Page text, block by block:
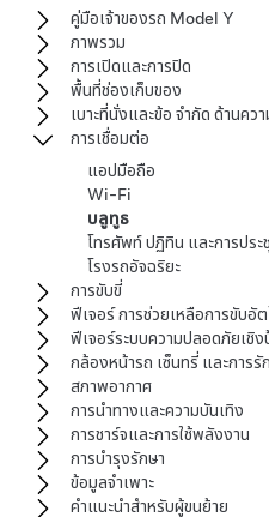
คู่มือเจ้าของรถ Model Y
ภาพรวม
การเปิดและการปิด
พื้นที่ช่องเก็บของ
เบาะที่นั่งและข้อ จำกัด ด้านคว
การเชื่อมต่อ
แอปมือถือ
Wi-Fi
บลูทูธ
โทรศัพท์ ปฏิทิน และการประ
โรงรถอัจฉริยะ
การขับขี่
ฟีเจอร์ การช่วยเหลือการขับอั
ฟีเจอร์ระบบความปลอดภัยเชิ
กล้องหน้ารถ เซ็นทรี่ และการ
สภาพอากาศ
การนำทางและความบันเทิง
การชาร์จและการใช้พลังงาน
การบำรุงรักษา
ข้อมูลจำเพาะ
คำแนะนำสำหรับผู้ขนย้าย